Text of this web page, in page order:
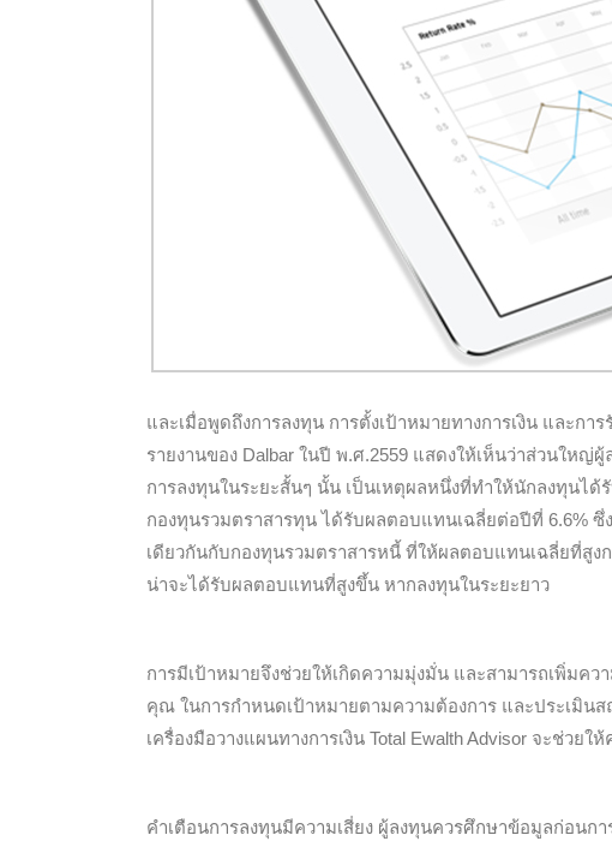
และเมื่อพูดถึงการลงทุน การตั้งเป้าหมายทางการเงิน และก
รายงานของ Dalbar ในปี พ.ศ.2559 แสดงให้เห็นว่าส่วนให
การลงทุนในระยะสั้นๆ นั้น เป็นเหตุผลหนึ่งที่ทำให้นักลงทุนไ
กองทุนรวมตราสารทุน ได้รับผลตอบแทนเฉลี่ยต่อปีที่ 6.6%
เดียวกันกับกองทุนรวมตราสารหนี้ ที่ให้ผลตอบแทนเฉลี่ยที่สู
น่าจะได้รับผลตอบแทนที่สูงขึ้น หากลงทุนในระยะยาว
การมีเป้าหมายจึงช่วยให้เกิดความมุ่งมั่น และสามารถเพิ่ม
คุณ ในการกำหนดเป้าหมายตามความต้องการ และประเมิน
เครื่องมือวางแผนทางการเงิน Total Ewalth Advisor จะช่ว
คำเตือนการลงทุนมีความเสี่ยง ผู้ลงทุนควรศึกษาข้อมูลก่อนกา